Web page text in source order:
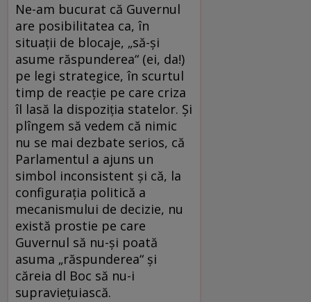
Ne-am bucurat că Guvernul
are posibilitatea ca, în
situaţii de blocaje, „să-şi
asume răspunderea“ (ei, da!)
pe legi strategice, în scurtul
timp de reacţie pe care criza
îl lasă la dispoziţia statelor. Şi
plîngem să vedem că nimic
nu se mai dezbate serios, că
Parlamentul a ajuns un
simbol inconsistent şi că, la
configuraţia politică a
mecanismului de decizie, nu
există prostie pe care
Guvernul să nu-şi poată
asuma „răspunderea“ şi
căreia dl Boc să nu-i
supravieţuiască.